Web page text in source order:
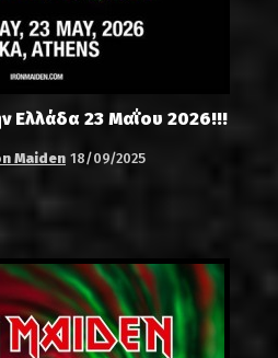
Ελλάδα 23 Μαΐου 2026!!!
Maiden 18/09/2025